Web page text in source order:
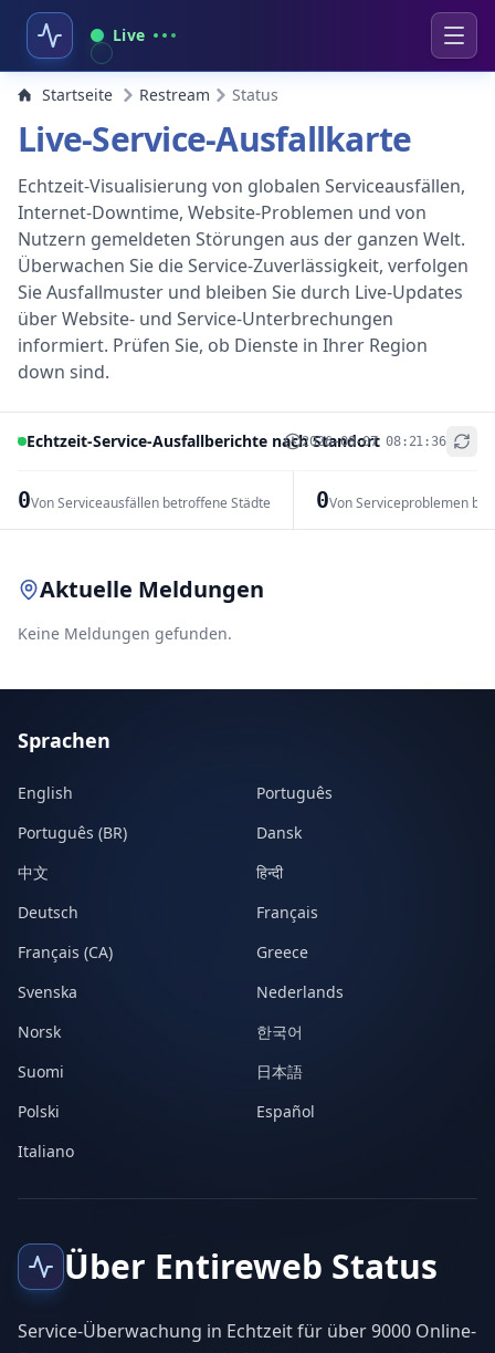
Live
Startseite Restream Status
Live-Service-Ausfallkarte
Echtzeit-Visualisierung von globalen Serviceausfällen,
Internet-Downtime, Website-Problemen und von
Nutzern gemeldeten Störungen aus der ganzen Welt.
Überwachen Sie die Service-Zuverlässigkeit, verfolgen
Sie Ausfallmuster und bleiben Sie durch Live-Updates
über Website- und Service-Unterbrechungen
informiert. Prüfen Sie, ob Dienste in Ihrer Region
down sind.
Echtzeit-Service-Ausfallberichte nach Standort
2026-08-07 08:21:36
0Von Serviceausfällen betroffene Städte 0Von Serviceproblemen
+
Aktuelle Meldungen
Keine Meldungen gefunden.
Sprachen
English
Português
Português (BR)
Dansk
中文
हिन्दी
Deutsch
Français
Français (CA)
Greece
Svenska
Nederlands
Norsk
한국어
Suomi
日本語
Polski
Español
Italiano
Über Entireweb Status
Service-Überwachung in Echtzeit für über 9000 Online-